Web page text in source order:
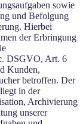
sowie
und Befolgung
Hierbei
der Erbringung
DSGVO, Art. 6
Kunden,
betroffen. Der
in der
Archivierung
unserer